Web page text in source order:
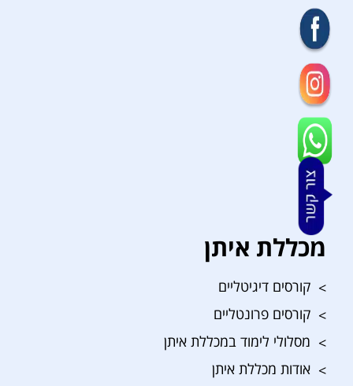
מכללת איתן
קורסים דיגיטליים
קורסים פרונטליים
מסלולי לימוד במכללת איתן
אודות מכללת איתן